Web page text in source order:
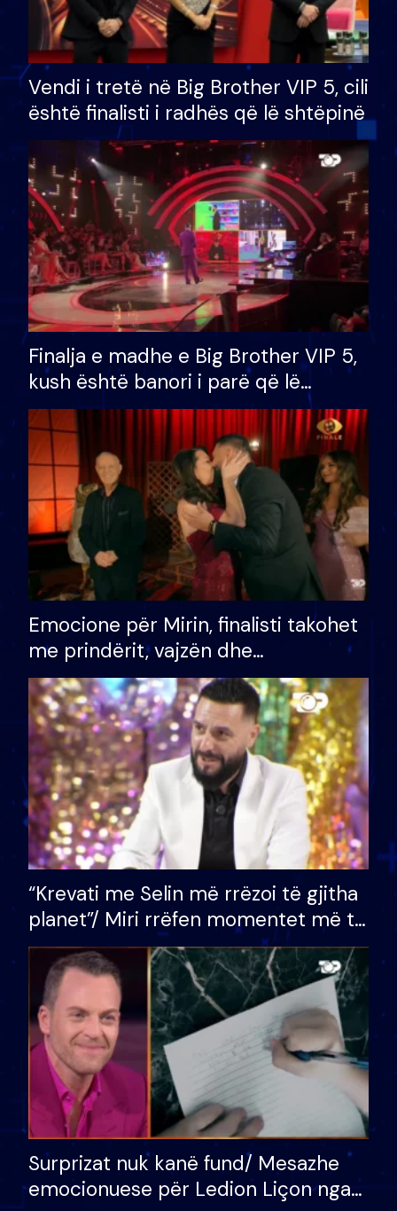
Vendi i tretë në Big Brother VIP 5, cili
është finalisti i radhës që lë shtëpinë
Finalja e madhe e Big Brother VIP 5,
kush është banori i parë që lë
shtëpinë dhe humb mundësinë për
të fituar çmimin e madh
Emocione për Mirin, finalisti takohet
me prindërit, vajzën dhe
bashkëshorten: S’kemi ndonjë letër
divorci apo jo?
“Krevati me Selin më rrëzoi të gjitha
planet”/ Miri rrëfen momentet më të
bukura në shtëpinë e BB VIP: Do më
mungojë zilja e mëngjesit kur…
Surprizat nuk kanë fund/ Mesazhe
emocionuese për Ledion Liçon nga